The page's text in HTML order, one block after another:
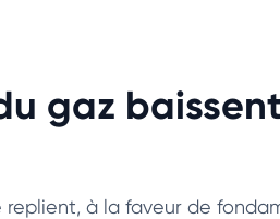
gaz
replient, à la faveur de